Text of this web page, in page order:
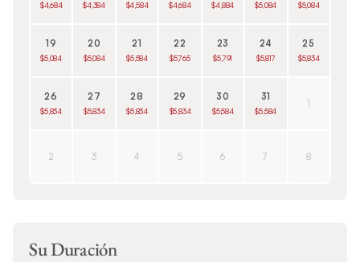
$4,684 $4,384 $4,584 $4,684 $4,884 $5,084 $5,084
19
$5,084
20
$5,084
21
$5,584
22
$5,765
23
$5,791
24
$5,817
25
$5,834
26
$5,834
27
$5,834
28
$5,834
29
$5,834
30
$5,584
31
$5,584
1
2 3 4 5 6 7 8
Su Duración